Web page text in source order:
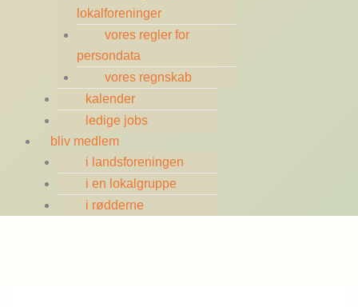
lokalforeninger
vores regler for
persondata
vores regnskab
kalender
ledige jobs
bliv medlem
i landsforeningen
i en lokalgruppe
i rødderne